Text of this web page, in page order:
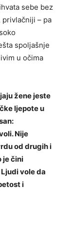
sebe bez
– pa
spoljašnje
u očima
žene jeste
ljepote u
Nije
od drugih i
je čini
vole da
i